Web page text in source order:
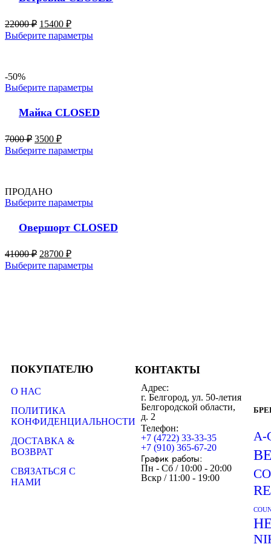
22000₽ 15400 ₽
Выберите параметры
-50%
Выберите параметры
Майка CLOSED
7000₽ 3500 ₽
Выберите параметры
ПРОДАНО
Выберите параметры
Овершорт CLOSED
41000₽ 28700 ₽
Выберите параметры
ПОКУПАТЕЛЮ
О НАС
ПОЛИТИКА
КОНФИДЕНЦИАЛЬНОСТИ
ДОСТАВКА &
ВОЗВРАТ
СВЯЗАТЬСЯ С
НАМИ
КОНТАКТЫ
Адрес:
г. Белгород, ул. 50-летия
Белгородской области,
д. 2
Телефон:
+7 (4722) 33-33-35
+7 (910) 365-67-20
График работы:
Пн - Сб / 10:00 - 20:00
Вскр / 11:00 - 19:00
A-